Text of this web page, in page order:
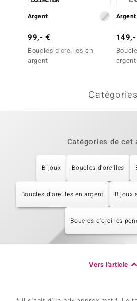
Argent
99,- €
Boucles d'oreilles en
argent
Argent
Catégories
Catégories de cet
Bijoux Boucles d'oreilles
Boucles d'oreilles en argent Bijoux
Boucles d'oreilles
Vers l'article